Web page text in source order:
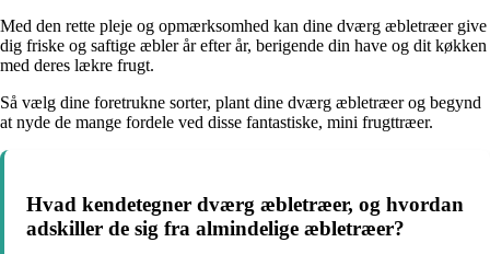
Med den rette pleje og opmærksomhed kan dine dværg æbletræer give
dig friske og saftige æbler år efter år, berigende din have og dit køkken
med deres lækre frugt.
Så vælg dine foretrukne sorter, plant dine dværg æbletræer og begynd
at nyde de mange fordele ved disse fantastiske, mini frugttræer.
Hvad kendetegner dværg æbletræer, og hvordan
adskiller de sig fra almindelige æbletræer?